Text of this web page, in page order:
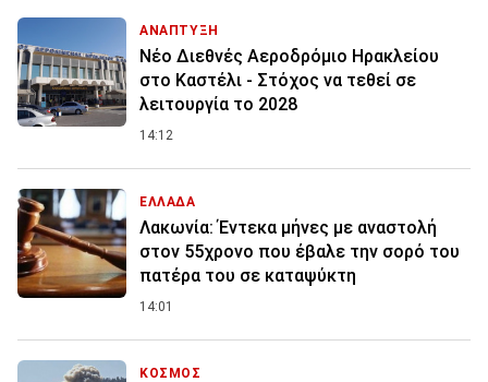
ΑΝΑΠΤΥΞΗ
Νέο Διεθνές Αεροδρόμιο Ηρακλείου
στο Καστέλι - Στόχος να τεθεί σε
λειτουργία το 2028
14:12
ΕΛΛΑΔΑ
Λακωνία: Έντεκα μήνες με αναστολή
στον 55χρονο που έβαλε την σορό του
πατέρα του σε καταψύκτη
14:01
ΚΟΣΜΟΣ